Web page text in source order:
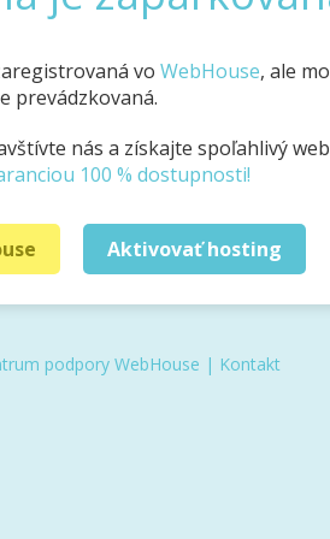
vo WebHouse, ale
prevádzkovaná.
nás a získajte spoľahlivý
100 % dostupnosti!
Aktivovať hosting
podpory WebHouse | Kontakt